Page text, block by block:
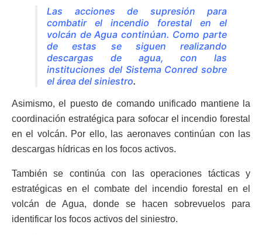
Las acciones de supresión para
combatir el incendio forestal en el
volcán de Agua continúan. Como parte
de estas se siguen realizando
descargas de agua, con las
instituciones del Sistema Conred sobre
el área del siniestro.
Asimismo, el puesto de comando unificado mantiene la
coordinación estratégica para sofocar el incendio forestal
en el volcán. Por ello, las aeronaves continúan con las
descargas hídricas en los focos activos.
También se continúa con las operaciones tácticas y
estratégicas en el combate del incendio forestal en el
volcán de Agua, donde se hacen sobrevuelos para
identificar los focos activos del siniestro.